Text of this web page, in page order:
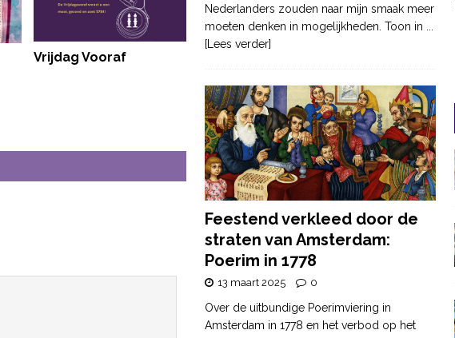
Vrijdag Vooraf
Nederlanders zouden naar mijn smaak meer
moeten denken in mogelijkheden. Toon in
[Lees verder]
Feestend verkleed door de
straten van Amsterdam:
Poerim in 1778
13 maart 2025 0
Over de uitbundige Poerimviering in
Amsterdam in 1778 en het verbod op het